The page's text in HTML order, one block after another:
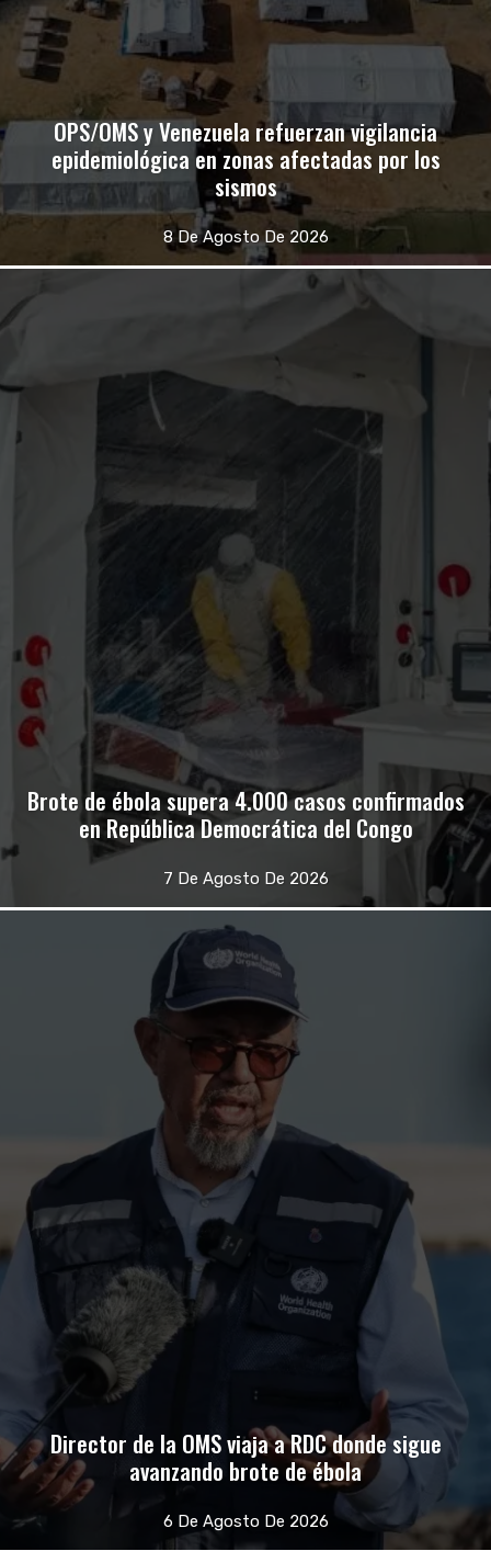
OPS/OMS y Venezuela refuerzan vigilancia
epidemiológica en zonas afectadas por los
sismos
8 De Agosto De 2026
Brote de ébola supera 4.000 casos confirmados
en República Democrática del Congo
7 De Agosto De 2026
Director de la OMS viaja a RDC donde sigue
avanzando brote de ébola
6 De Agosto De 2026